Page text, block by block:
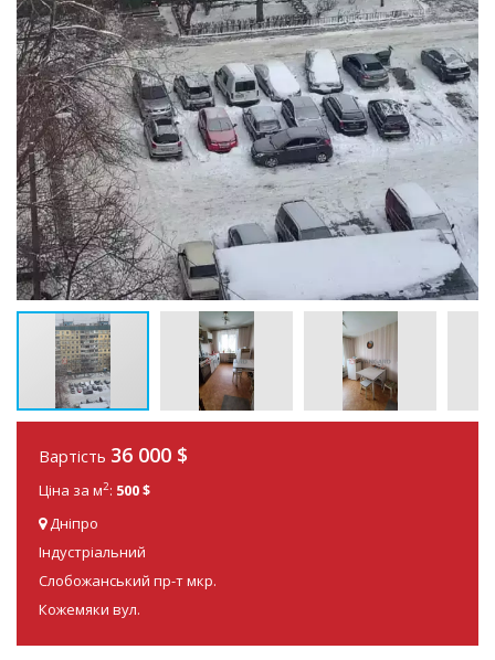
Вартість 36 000 $
Ціна за м2: 500 $
Дніпро
Індустріальний
Слобожанський пр-т мкр.
Кожемяки вул.